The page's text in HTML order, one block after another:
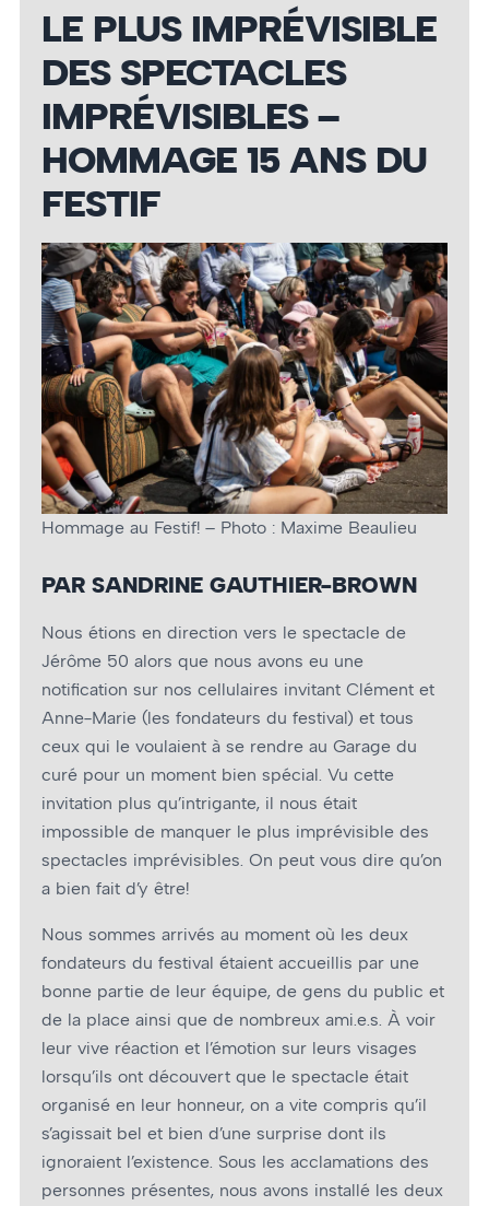
LE PLUS IMPRÉVISIBLE
DES SPECTACLES
IMPRÉVISIBLES –
HOMMAGE 15 ANS DU
FESTIF
Hommage au Festif! – Photo : Maxime Beaulieu
PAR SANDRINE GAUTHIER-BROWN
Nous étions en direction vers le spectacle de
Jérôme 50 alors que nous avons eu une
notification sur nos cellulaires invitant Clément et
Anne-Marie (les fondateurs du festival) et tous
ceux qui le voulaient à se rendre au Garage du
curé pour un moment bien spécial. Vu cette
invitation plus qu’intrigante, il nous était
impossible de manquer le plus imprévisible des
spectacles imprévisibles. On peut vous dire qu’on
a bien fait d’y être!
Nous sommes arrivés au moment où les deux
fondateurs du festival étaient accueillis par une
bonne partie de leur équipe, de gens du public et
de la place ainsi que de nombreux ami.e.s. À voir
leur vive réaction et l’émotion sur leurs visages
lorsqu’ils ont découvert que le spectacle était
organisé en leur honneur, on a vite compris qu’il
s’agissait bel et bien d’une surprise dont ils
ignoraient l’existence. Sous les acclamations des
personnes présentes, nous avons installé les deux